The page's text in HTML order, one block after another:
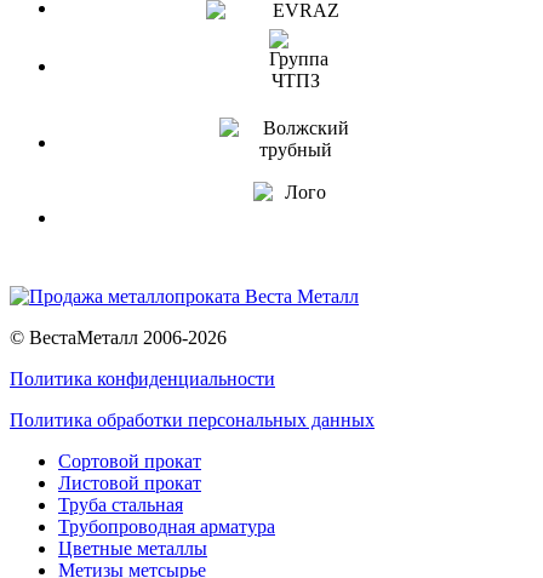
© ВестаМеталл 2006-2026
Политика конфиденциальности
Политика обработки персональных данных
Сортовой прокат
Листовой прокат
Труба стальная
Трубопроводная арматура
Цветные металлы
Метизы метсырье